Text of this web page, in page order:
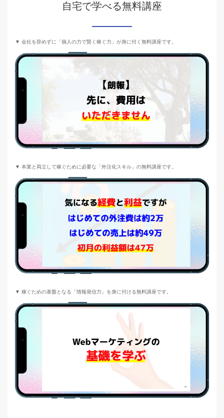
自宅で学べる無料講座
▼ 会社を辞めずに「個人の力で賢く稼ぐ力」が身に付く無料講座です。
▼ 本業と両立して稼ぐために必要な「外注化スキル」の無料講座です。
▼ 稼ぐための基盤となる「情報発信力」を身に付ける無料講座です。